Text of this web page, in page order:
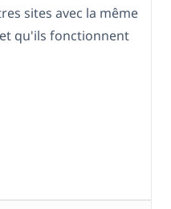
sites avec la même
qu'ils fonctionnent